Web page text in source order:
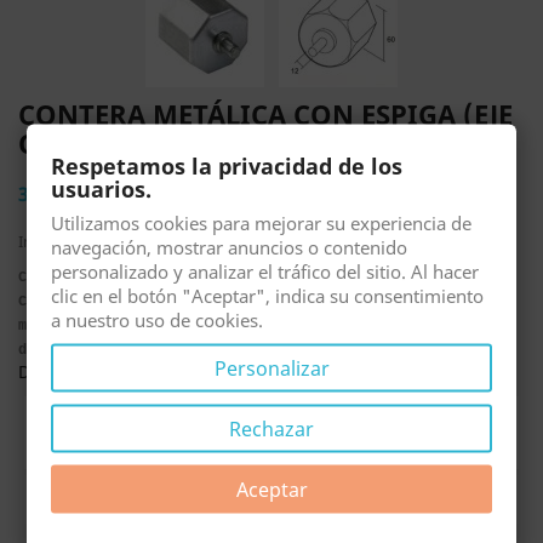
CONTERA METÁLICA CON ESPIGA (EJE
OCTOGONAL 60 MILÍMETROS)
3,87 €
Impuestos incluidos
COD. PZ1860
Contera metálica galvanizada con espiga metálica de 12
milímetros de diámetro para eje octogonal de 60 milímetros
de diámetro.
Descuentos por volumen
Precio
ahorra
3,48 €
Respetamos la privacidad de los
usuarios.
Utilizamos cookies para mejorar su experiencia de
navegación, mostrar anuncios o contenido
personalizado y analizar el tráfico del sitio. Al hacer
clic en el botón "Aceptar", indica su consentimiento
a nuestro uso de cookies.
Personalizar
Rechazar
Aceptar